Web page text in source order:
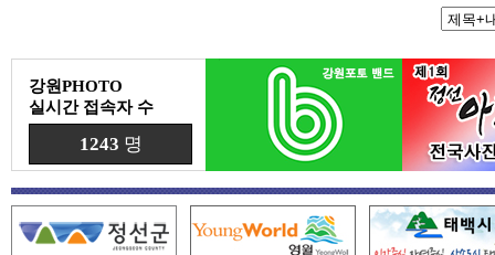
강원PHOTO
실시간 접속자 수
1243 명